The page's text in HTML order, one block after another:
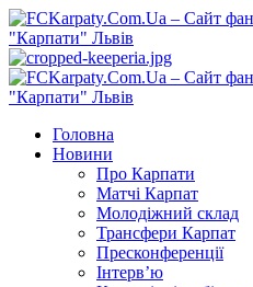
Перейти
до
вмісту
Primary
Menu
Головна
Новини
Про Карпати
Матчі Карпат
Молодіжний склад
Трансфери Карпат
Пресконференції
Інтерв’ю